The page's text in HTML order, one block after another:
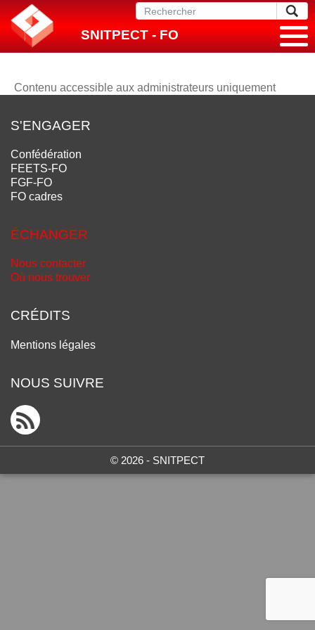
SNITPECT - FO
Contenu accessible aux administrateurs uniquement
S'ENGAGER
Confédération
FEETS-FO
FGF-FO
FO cadres
ÉCHANGER
Nous contacter
Où nous trouver
CRÉDITS
Mentions légales
NOUS SUIVRE
© 2026 - SNITPECT